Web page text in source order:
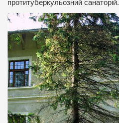
протитуберкульозний санаторій.